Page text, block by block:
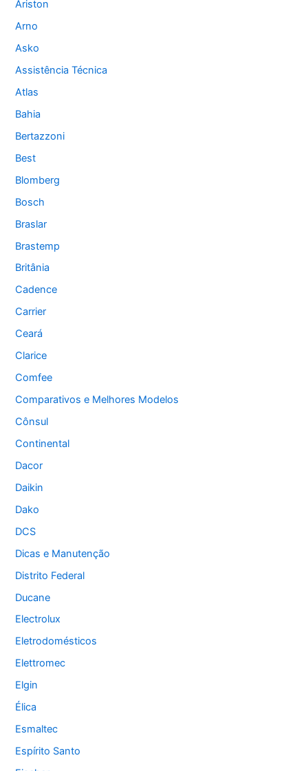
Ariston
Arno
Asko
Assistência Técnica
Atlas
Bahia
Bertazzoni
Best
Blomberg
Bosch
Braslar
Brastemp
Britânia
Cadence
Carrier
Ceará
Clarice
Comfee
Comparativos e Melhores Modelos
Cônsul
Continental
Dacor
Daikin
Dako
DCS
Dicas e Manutenção
Distrito Federal
Ducane
Electrolux
Eletrodomésticos
Elettromec
Elgin
Élica
Esmaltec
Espírito Santo